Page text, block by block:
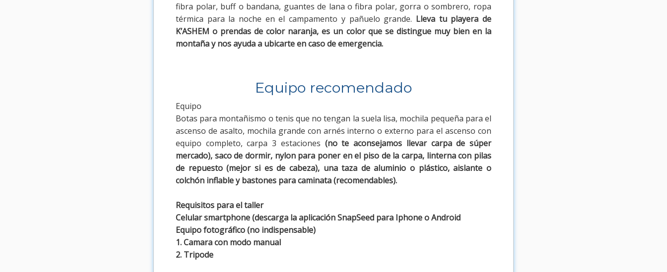
fibra polar, buff o bandana, guantes de lana o fibra polar, gorra o sombrero, ropa
térmica para la noche en el campamento y pañuelo grande. Lleva tu playera de
K’ASHEM o prendas de color naranja, es un color que se distingue muy bien en la
montaña y nos ayuda a ubicarte en caso de emergencia.
Equipo recomendado
Equipo
Botas para montañismo o tenis que no tengan la suela lisa, mochila pequeña para el
ascenso de asalto, mochila grande con arnés interno o externo para el ascenso con
equipo completo, carpa 3 estaciones (no te aconsejamos llevar carpa de súper
mercado), saco de dormir, nylon para poner en el piso de la carpa, linterna con pilas
de repuesto (mejor si es de cabeza), una taza de aluminio o plástico, aislante o
colchón inflable y bastones para caminata (recomendables).
Requisitos para el taller
Celular smartphone (descarga la aplicación SnapSeed para Iphone o Android
Equipo fotográfico (no indispensable)
1. Camara con modo manual
2. Tripode